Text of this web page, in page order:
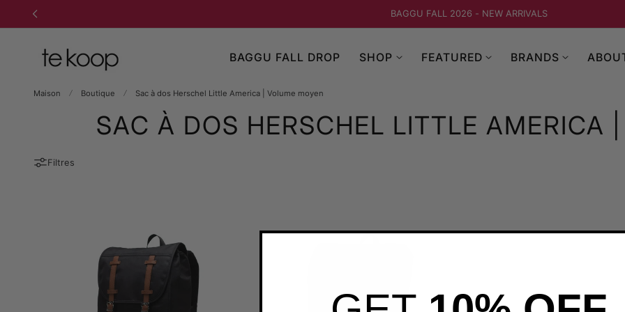
CONTENU BAGGU FALL 2026 - NEW ARRIVALS
BAGGU FALL DROP SHOP FEATURED BRANDS
Maison Boutique Sac à dos Herschel Little America | Volume moyen
SAC À DOS HERSCHEL LITTLE AMERICA
Filtres